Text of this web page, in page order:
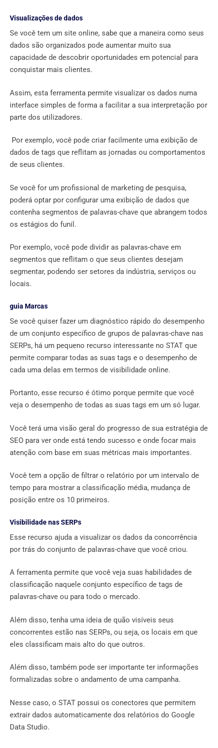
Visualizações de dados
Se você tem um site online, sabe que a maneira como seus
dados são organizados pode aumentar muito sua
capacidade de descobrir oportunidades em potencial para
conquistar mais clientes.
Assim, esta ferramenta permite visualizar os dados numa
interface simples de forma a facilitar a sua interpretação por
parte dos utilizadores.
Por exemplo, você pode criar facilmente uma exibição de
dados de tags que reflitam as jornadas ou comportamentos
de seus clientes.
Se você for um profissional de marketing de pesquisa,
poderá optar por configurar uma exibição de dados que
contenha segmentos de palavras-chave que abrangem todos
os estágios do funil.
Por exemplo, você pode dividir as palavras-chave em
segmentos que reflitam o que seus clientes desejam
segmentar, podendo ser setores da indústria, serviços ou
locais.
guia Marcas
Se você quiser fazer um diagnóstico rápido do desempenho
de um conjunto específico de grupos de palavras-chave nas
SERPs, há um pequeno recurso interessante no STAT que
permite comparar todas as suas tags e o desempenho de
cada uma delas em termos de visibilidade online.
Portanto, esse recurso é ótimo porque permite que você
veja o desempenho de todas as suas tags em um só lugar.
Você terá uma visão geral do progresso de sua estratégia de
SEO para ver onde está tendo sucesso e onde focar mais
atenção com base em suas métricas mais importantes.
Você tem a opção de filtrar o relatório por um intervalo de
tempo para mostrar a classificação média, mudança de
posição entre os 10 primeiros.
Visibilidade nas SERPs
Esse recurso ajuda a visualizar os dados da concorrência
por trás do conjunto de palavras-chave que você criou.
A ferramenta permite que você veja suas habilidades de
classificação naquele conjunto específico de tags de
palavras-chave ou para todo o mercado.
Além disso, tenha uma ideia de quão visíveis seus
concorrentes estão nas SERPs, ou seja, os locais em que
eles classificam mais alto do que outros.
Além disso, também pode ser importante ter informações
formalizadas sobre o andamento de uma campanha.
Nesse caso, o STAT possui os conectores que permitem
extrair dados automaticamente dos relatórios do Google
Data Studio.